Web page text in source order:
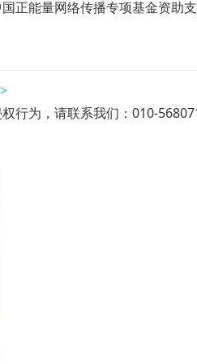
正能量网络传播专项基金资助
行为，请联系我们：010-